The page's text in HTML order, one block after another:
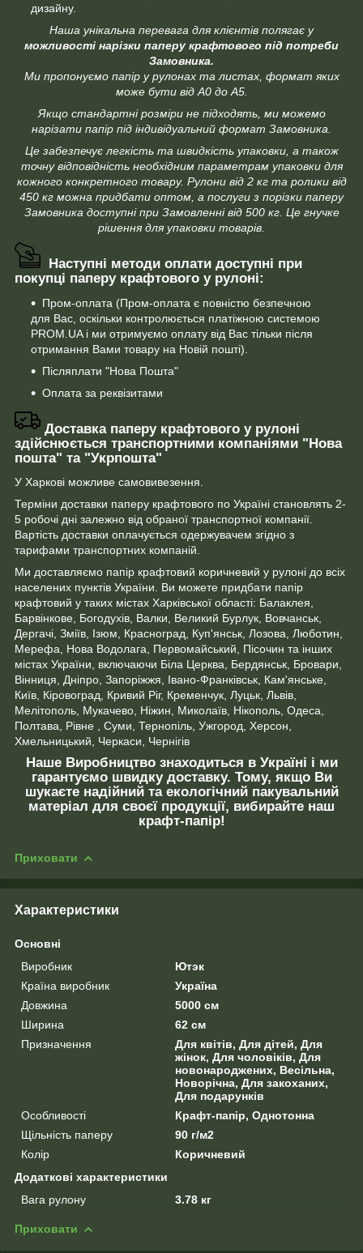
дизайну.
Наша унікальна перевага для клієнтів полягає у
можливості нарізки паперу крафтового під потреби
Замовника.
Ми пропонуємо папір у рулонах та листах, формат яких
може бути від А0 до А5.
Якщо стандартні розміри не підходять, ми можемо
нарізати папір під індивідуальний формат Замовника.
Це забезпечує легкість та швидкість упаковки, а також
точну відповідність необхідним параметрам упаковки для
кожного конкретного товару. Рулони від 2 кг та ролики від
450 кг можна придбати оптом, а послуги з порізки паперу
Замовника доступні при Замовленні від 500 кг. Це гнучке
рішення для упаковки товарів.
Наступні методи оплати доступні при
покупці паперу крафтового у рулоні:
Пром-оплата (Пром-оплата є повністю безпечною
для Вас, оскільки контролюється платіжною системою
PROM.UA і ми отримуємо оплату від Вас тільки після
отримання Вами товару на Новій пошті).
Післяплати "Нова Пошта"
Оплата за реквізитами
Доставка паперу крафтового у рулоні
здійснюється транспортними компаніями "Нова
пошта" та "Укрпошта"
У Харкові можливе самовивезення.
Терміни доставки паперу крафтового по Україні становлять 2-
5 робочі дні залежно від обраної транспортної компанії.
Вартість доставки оплачується одержувачем згідно з
тарифами транспортних компаній.
Ми доставляємо папір крафтовий коричневий у рулоні до всіх
населених пунктів України. Ви можете придбати папір
крафтовий у таких містах Харківської області: Балаклея,
Барвінкове, Богодухів, Валки, Великий Бурлук, Вовчанськ,
Дергачі, Зміїв, Ізюм, Красноград, Куп'янськ, Лозова, Люботин,
Мерефа, Нова Водолага, Первомайський, Пісочин та інших
містах України, включаючи Біла Церква, Бердянськ, Бровари,
Вінниця, Дніпро, Запоріжжя, Івано-Франківськ, Кам'янське,
Київ, Кіровоград, Кривий Ріг, Кременчук, Луцьк, Львів,
Мелітополь, Мукачево, Ніжин, Миколаїв, Нікополь, Одеса,
Полтава, Рівне , Суми, Тернопіль, Ужгород, Херсон,
Хмельницький, Черкаси, Чернігів
Наше Виробництво знаходиться в Україні і ми
гарантуємо швидку доставку. Тому, якщо Ви
шукаєте надійний та екологічний пакувальний
матеріал для своєї продукції, вибирайте наш
крафт-папір!
Приховати
Характеристики
Основні
Виробник
Ютэк
Країна виробник
Україна
Довжина
5000 см
Ширина
62 см
Призначення
Для квітів, Для дітей, Для
жінок, Для чоловіків, Для
новонароджених, Весільна,
Новорічна, Для закоханих,
Для подарунків
Особливості
Крафт-папір, Однотонна
Щільність паперу
90 г/м2
Колір
Коричневий
Додаткові характеристики
Вага рулону
3.78 кг
Приховати